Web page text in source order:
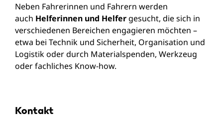
Neben Fahrerinnen und Fahrern werden
auch Helferinnen und Helfer gesucht, die sich in
verschiedenen Bereichen engagieren möchten –
etwa bei Technik und Sicherheit, Organisation und
Logistik oder durch Materialspenden, Werkzeug
oder fachliches Know-how.
Kontakt